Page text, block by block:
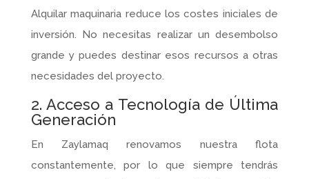
Alquilar maquinaria reduce los costes iniciales de
inversión. No necesitas realizar un desembolso
grande y puedes destinar esos recursos a otras
necesidades del proyecto.
2. Acceso a Tecnología de Última
Generación
En Zaylamaq renovamos nuestra flota
constantemente, por lo que siempre tendrás